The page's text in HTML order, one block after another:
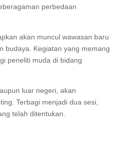
perbedaan
akan muncul wawasan baru
budaya. Kegiatan yang memang
peneliti muda di bidang
luar negeri, akan
Terbagi menjadi dua sesi,
telah ditentukan.